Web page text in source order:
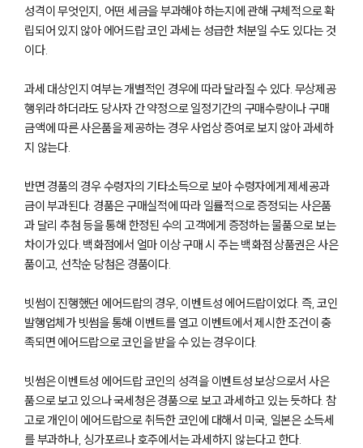
성격이 무엇인지, 어떤 세금을 부과해야 하는지에 관해 구체적으로 확
립되어 있지 않아 에어드랍 코인 과세는 성급한 처분일 수도 있다는 것
이다.
과세 대상인지 여부는 개별적인 경우에 따라 달라질 수 있다. 무상제공
행위라 하더라도 당사자 간 약정으로 일정기간의 구매수량이나 구매
금액에 따른 사은품을 제공하는 경우 사업상 증여로 보지 않아 과세하
지 않는다.
반면 경품의 경우 수령자의 기타소득으로 보아 수령자에게 제세공과
금이 부과된다. 경품은 구매실적에 따라 일률적으로 증정되는 사은품
과 달리 추첨 등을 통해 한정된 수의 고객에게 증정하는 물품으로 보는
차이가 있다. 백화점에서 얼마 이상 구매 시 주는 백화점 상품권은 사은
품이고, 선착순 당첨은 경품이다.
빗썸이 진행했던 에어드랍의 경우, 이벤트성 에어드랍이었다. 즉, 코인
발행업체가 빗썸을 통해 이벤트를 열고 이벤트에서 제시한 조건이 충
족되면 에어드랍으로 코인을 받을 수 있는 경우이다.
빗썸은 이벤트성 에어드랍 코인의 성격을 이벤트성 보상으로서 사은
품으로 보고 있으나 국세청은 경품으로 보고 과세하고 있는 듯하다. 참
고로 개인이 에어드랍으로 취득한 코인에 대해서 미국, 일본은 소득세
를 부과하나, 싱가포르나 호주에서는 과세하지 않는다고 한다.